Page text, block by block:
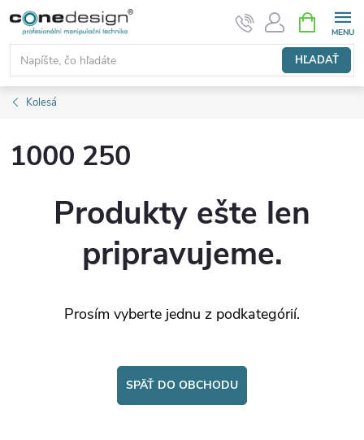
Prejsť
obsah
HĽADAŤ
KOŠÍK
Kolesá
1000 250
Produkty ešte len
pripravujeme.
Prosím vyberte jednu z podkategórií.
SPÄŤ DO OBCHODU